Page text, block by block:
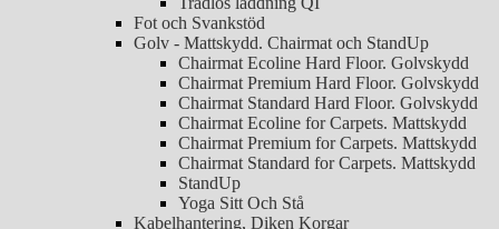
Fot och Svankstöd
Golv - Mattskydd. Chairmat och StandUp
Chairmat Ecoline Hard Floor. Golvskydd
Chairmat Premium Hard Floor. Golvskydd
Chairmat Standard Hard Floor. Golvskydd
Chairmat Ecoline for Carpets. Mattskydd
Chairmat Premium for Carpets. Mattskydd
Chairmat Standard for Carpets. Mattskydd
StandUp
Yoga Sitt Och Stå
Kabelhantering, Diken Korgar